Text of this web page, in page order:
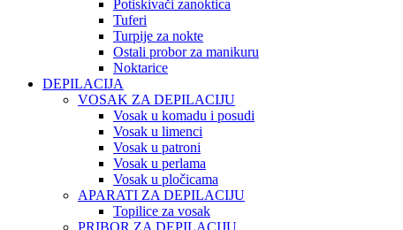
Potiskivači zanoktica
Tuferi
Turpije za nokte
Ostali probor za manikuru
Noktarice
DEPILACIJA
VOSAK ZA DEPILACIJU
Vosak u komadu i posudi
Vosak u limenci
Vosak u patroni
Vosak u perlama
Vosak u pločicama
APARATI ZA DEPILACIJU
Topilice za vosak
PRIBOR ZA DEPILACIJU